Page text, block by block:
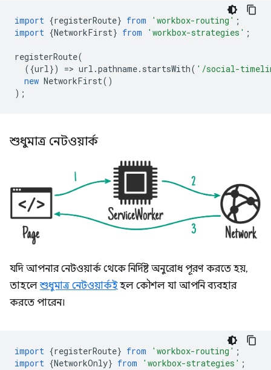
import {registerRoute} from 'workbox-routing' ;
import {NetworkFirst} from 'workbox-strategies' ;
registerRoute(
({url}) => url .pathname. startsWith( '/social-
new NetworkFirst()
);
শুধুমাত্র নেটওয়ার্ক
যদি আপনার নেটওয়ার্ক থেকে নির্দিষ্ট অনুরোধ পূরণ করতে হয়,
তাহলে শুধুমাত্র নেটওয়ার্কইহল কৌশল যা আপনি ব্যবহার
করতে পারেন।
import {registerRoute} from 'workbox-routing' ;
import {NetworkOnly} from 'workbox-strategies' ;